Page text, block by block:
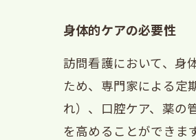
身体的ケアの必要性
訪問看護において、身
ため、専門家による定
れ）、口腔ケア、薬の
を高めることができま